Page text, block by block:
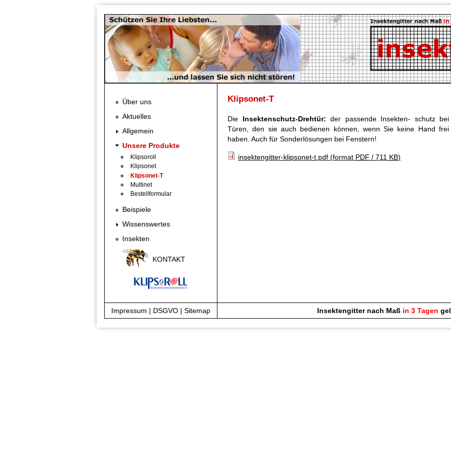
Klipsonet-T
Die Insektenschutz-Drehtür: der passende Insekten- schutz bei
Türen, den sie auch bedienen können, wenn Sie keine Hand frei
haben. Auch für Sonderlösungen bei Fenstern!
insektengitter-klipsonet-t.pdf (format PDF / 711 KB)
Über uns
Aktuelles
Allgemein
Unsere Produkte
Klipsoroll
Klipsonet
Klipsonet-T
Multinet
Bestellformular
Beispiele
Wissenswertes
Insekten
KONTAKT
Impressum | DSGVO | Sitemap Insektengitter nach Maß in 3 Tagen